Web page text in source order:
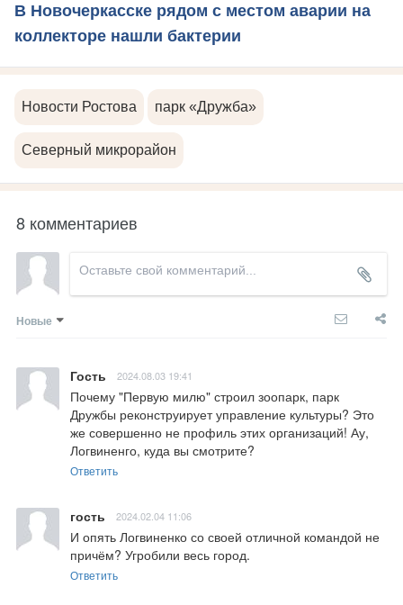
В Новочеркасске рядом с местом аварии на
коллекторе нашли бактерии
Новости Ростова парк «Дружба»
Северный микрорайон
8 комментариев
Новые
Гость 2024.08.03 19:41
Почему "Первую милю" строил зоопарк, парк
Дружбы реконструирует управление культуры? Это
же совершенно не профиль этих организаций! Ау,
Логвиненго, куда вы смотрите?
Ответить
гость 2024.02.04 11:06
И опять Логвиненко со своей отличной командой не
причём? Угробили весь город.
Ответить